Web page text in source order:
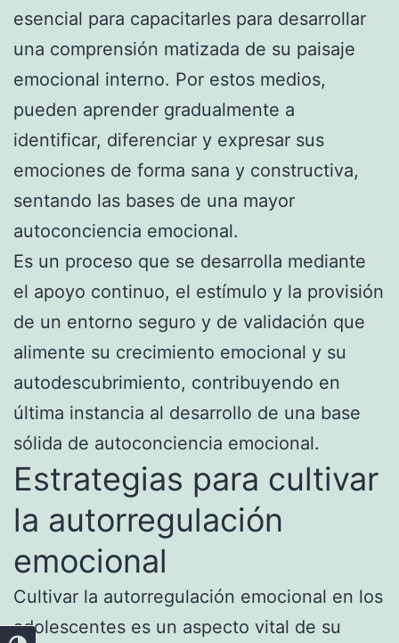
esencial para capacitarles para desarrollar
una comprensión matizada de su paisaje
emocional interno. Por estos medios,
pueden aprender gradualmente a
identificar, diferenciar y expresar sus
emociones de forma sana y constructiva,
sentando las bases de una mayor
autoconciencia emocional.
Es un proceso que se desarrolla mediante
el apoyo continuo, el estímulo y la provisión
de un entorno seguro y de validación que
alimente su crecimiento emocional y su
autodescubrimiento, contribuyendo en
última instancia al desarrollo de una base
sólida de autoconciencia emocional.
Estrategias para cultivar
la autorregulación
emocional
Cultivar la autorregulación emocional en los
adolescentes es un aspecto vital de su